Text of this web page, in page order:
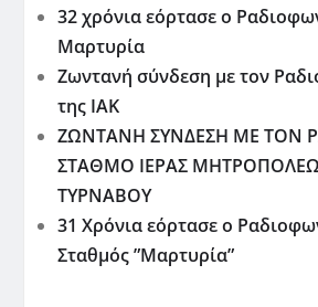
32 χρόνια εόρτασε ο
Μαρτυρία
Ζωντανή σύνδεση με τον
της ΙΑΚ
ΖΩΝΤΑΝΗ ΣΥΝΔΕΣΗ ΜΕ ΤΟΝ
ΣΤΑΘΜΟ ΙΕΡΑΣ
ΤΥΡΝΑΒΟΥ
31 Χρόνια εόρτασε ο
Σταθμός ”Μαρτυρία”